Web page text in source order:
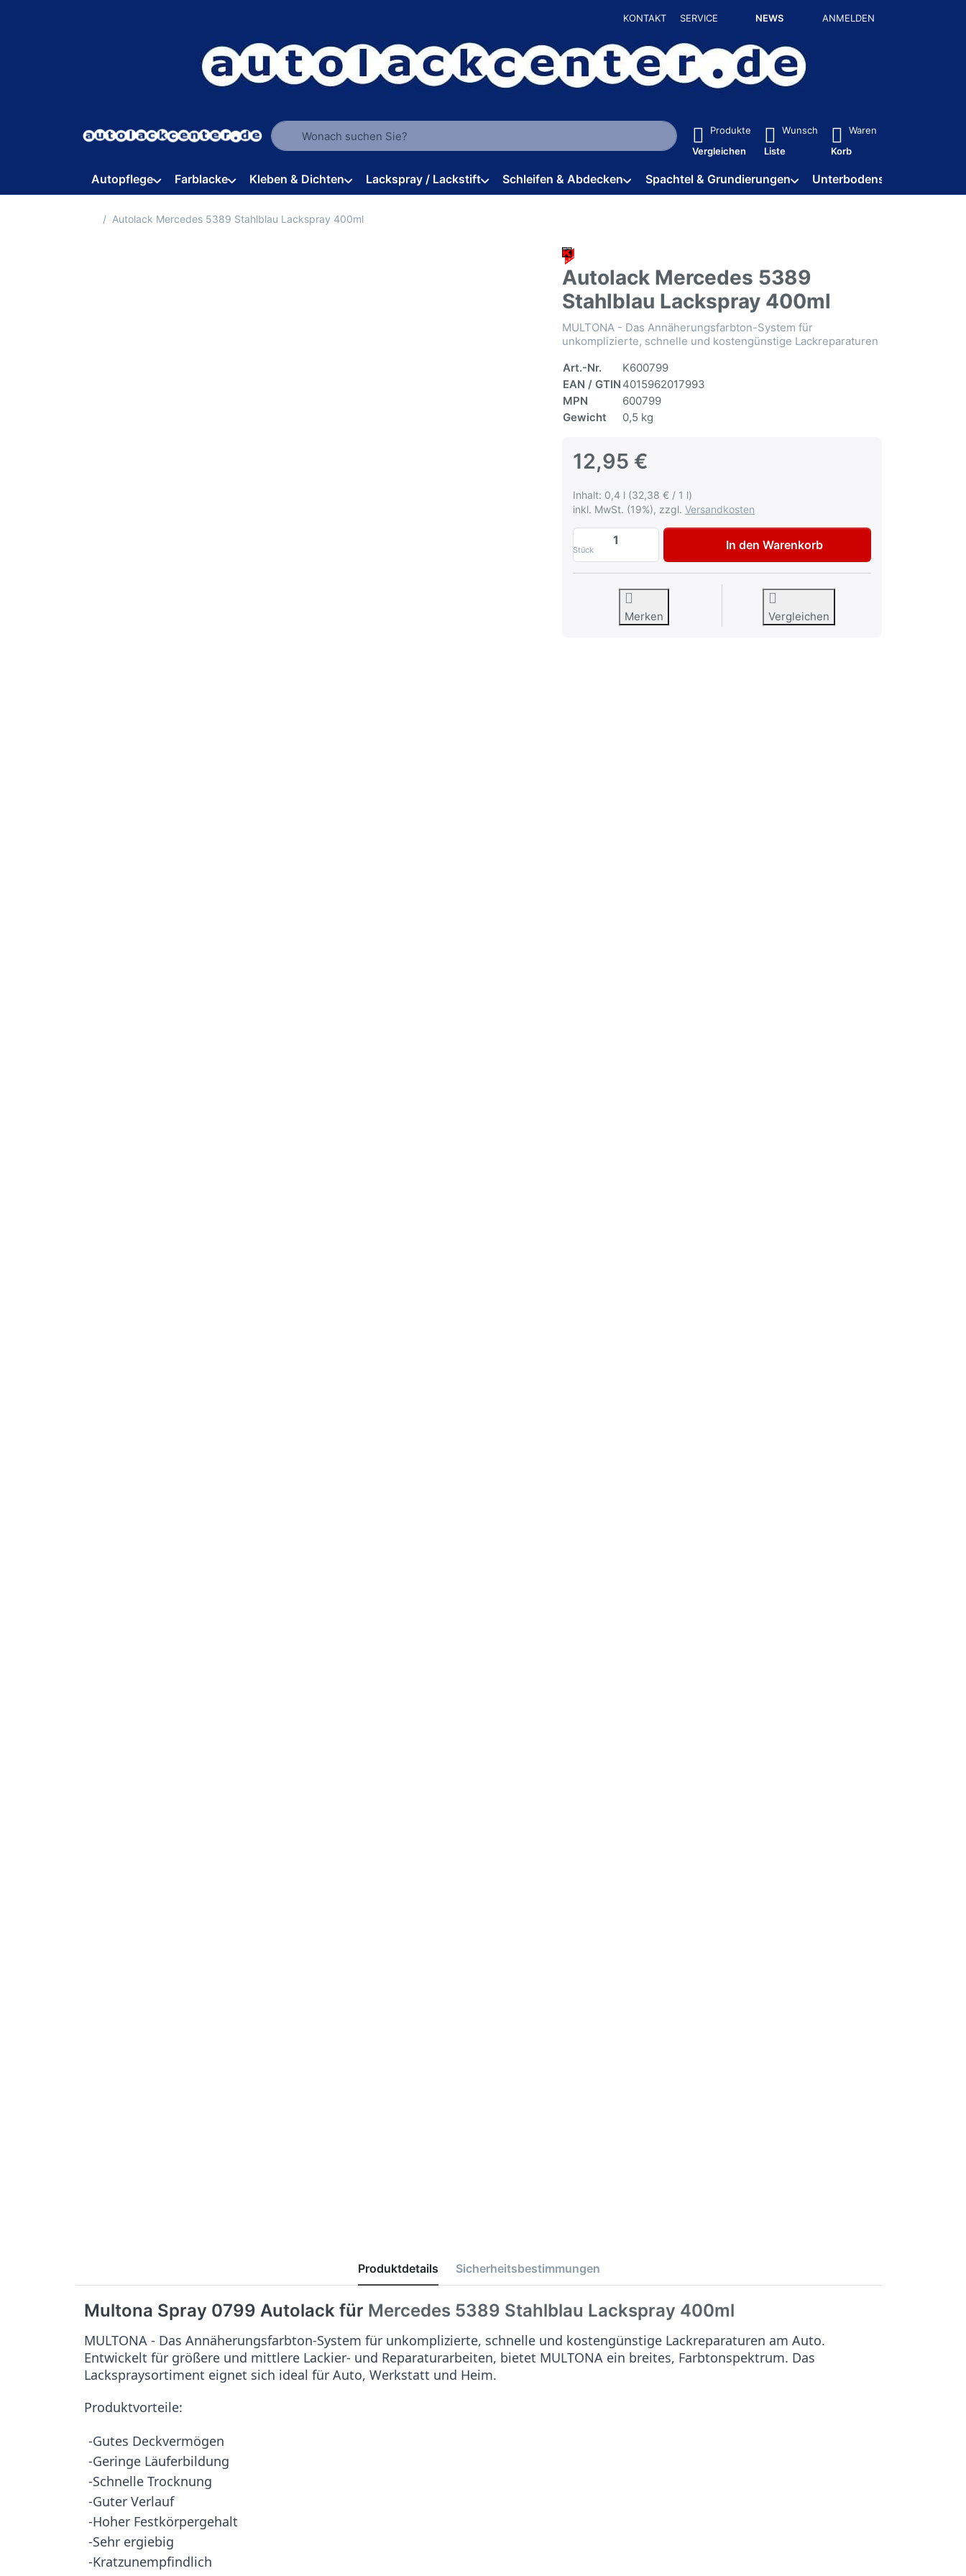
KONTAKT SERVICE NEWS ANMELDEN
Geben Sie einen Suchbegriff ein. Während Sie tippen, erscheinen automatisch erste Ergebnisse. Drücken Sie die Eingabetaste, um alle
Produkte
Vergleichen
Wunsch
Liste
Waren
Korb
Autopflege Farblacke Kleben & Dichten Lackspray / Lackstift Schleifen & Abdecken Spachtel & Grundierungen Unterbodenschutz / HV
Startseite
Autolack Mercedes 5389 Stahlblau Lackspray 400ml
Autolack Mercedes 5389
Stahlblau Lackspray 400ml
MULTONA - Das Annäherungsfarbton-System für
unkomplizierte, schnelle und kostengünstige Lackreparaturen
Art.-Nr.
K600799
EAN / GTIN 4015962017993
MPN
600799
Gewicht
0,5 kg
12,95 €
Inhalt: 0,4 l (32,38 € / 1 l)
inkl. MwSt. (19%), zzgl. Versandkosten
Stück
Autolack Mercedes 5389 Stahlblau Lackspray 400ml zu
In den Warenkorb
Merken Vergleichen
Produktdetails Sicherheitsbestimmungen
Multona Spray 0799 Autolack für Mercedes 5389 Stahlblau Lackspray 400ml
MULTONA - Das Annäherungsfarbton-System für unkomplizierte, schnelle und kostengünstige Lackreparaturen am Auto.
Entwickelt für größere und mittlere Lackier- und Reparaturarbeiten, bietet MULTONA ein breites, Farbtonspektrum. Das
Lackspraysortiment eignet sich ideal für Auto, Werkstatt und Heim.
Produktvorteile:
-Gutes Deckvermögen
-Geringe Läuferbildung
-Schnelle Trocknung
-Guter Verlauf
-Hoher Festkörpergehalt
-Sehr ergiebig
-Kratzunempfindlich